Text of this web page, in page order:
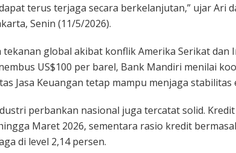
terus terjaga secara berkelanjutan,” ujar Ari
Senin (11/5/2026).
tekanan global akibat konflik Amerika Serikat
US$100 per barel, Bank Mandiri menilai
Jasa Keuangan tetap mampu menjaga stabilitas
perbankan nasional juga tercatat solid.
Maret 2026, sementara rasio kredit
di level 2,14 persen.